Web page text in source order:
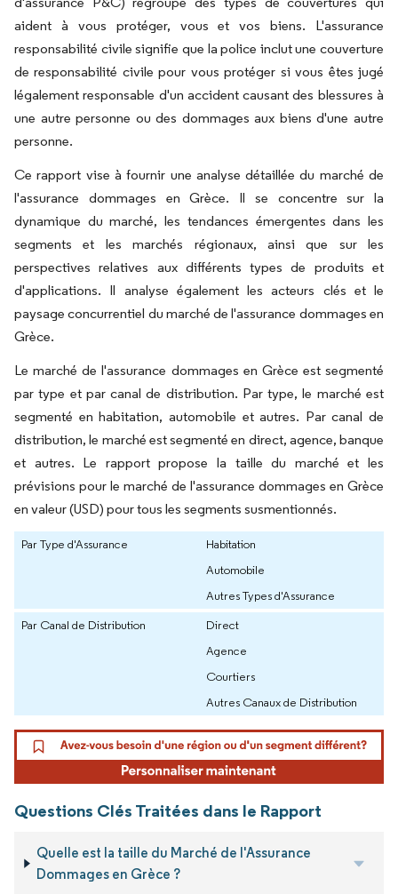
aident à vous protéger, vous et vos biens. L'assurance
responsabilité civile signifie que la police inclut une couverture
de responsabilité civile pour vous protéger si vous êtes jugé
légalement responsable d'un accident causant des blessures à
une autre personne ou des dommages aux biens d'une autre
personne.
Ce rapport vise à fournir une analyse détaillée du marché de
l'assurance dommages en Grèce. Il se concentre sur la
dynamique du marché, les tendances émergentes dans les
segments et les marchés régionaux, ainsi que sur les
perspectives relatives aux différents types de produits et
d'applications. Il analyse également les acteurs clés et le
paysage concurrentiel du marché de l'assurance dommages en
Grèce.
Le marché de l'assurance dommages en Grèce est segmenté
par type et par canal de distribution. Par type, le marché est
segmenté en habitation, automobile et autres. Par canal de
distribution, le marché est segmenté en direct, agence, banque
et autres. Le rapport propose la taille du marché et les
prévisions pour le marché de l'assurance dommages en Grèce
en valeur (USD) pour tous les segments susmentionnés.
Par Type d'Assurance
Habitation
Automobile
Autres Types d'Assurance
Par Canal de Distribution
Direct
Agence
Courtiers
Autres Canaux de Distribution
Questions Clés Traitées dans le Rapport
Quelle est la taille du Marché de l'Assurance
Dommages en Grèce ?